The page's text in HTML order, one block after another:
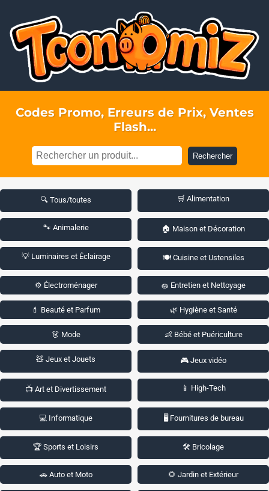
Codes Promo, Erreurs de Prix, Ventes
Flash...
Rechercher
🔍 Tous/toutes 🛒 Alimentation
🐾 Animalerie 🏠 Maison et Décoration
💡 Luminaires et Éclairage 🍽️ Cuisine et Ustensiles
⚙️ Électroménager 🧽 Entretien et Nettoyage
💄 Beauté et Parfum 🌿 Hygiène et Santé
👗 Mode 👶 Bébé et Puériculture
🧸 Jeux et Jouets 🎮 Jeux vidéo
📺 Art et Divertissement 📱 High-Tech
💻 Informatique 🖥️ Fournitures de bureau
🏆 Sports et Loisirs 🛠️ Bricolage
🚗 Auto et Moto 🌻 Jardin et Extérieur